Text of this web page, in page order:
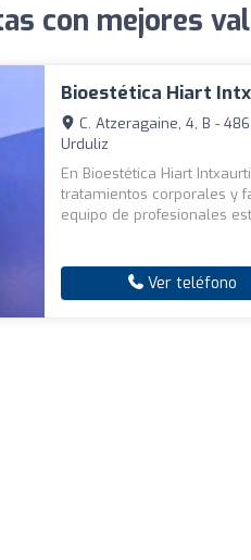
con mejores
Bioestética Hiart
C. Atzeragaine, 4, B -
Urduliz
En Bioestética Hiart
tratamientos corporales y
equipo de profesionales
Ver teléfono